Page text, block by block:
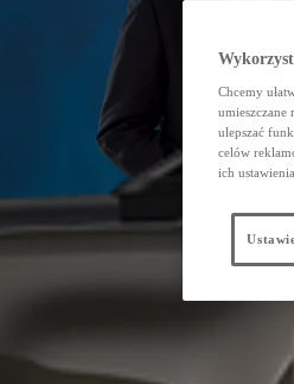
Chcemy
ulepszać
celów
ich